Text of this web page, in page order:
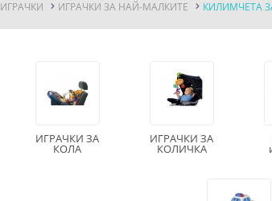
ИГРАЧКИ ИГРАЧКИ ЗА НАЙ-МАЛКИТЕ КИЛИМЧЕТА
ИГРАЧКИ ЗА
КОЛА
ИГРАЧКИ ЗА
КОЛИЧКА